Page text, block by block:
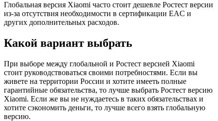
Глобальная версия Xiaomi часто стоит дешевле Ростест версии
из-за отсутствия необходимости в сертификации EAC и
других дополнительных расходов.
Какой вариант выбрать
При выборе между глобальной и Ростест версией Xiaomi
стоит руководствоваться своими потребностями. Если вы
живете на территории России и хотите имееть полные
гарантийные обязательства, то лучше выбрать Ростест версию
Xiaomi. Если же вы не нуждаетесь в таких обязательствах и
хотите сэкономить деньги, то лучше всего взять глобальную
версию.